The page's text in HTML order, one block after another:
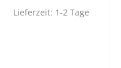
Lieferzeit: 1-2 Tage